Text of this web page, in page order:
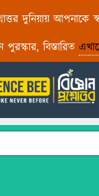
দুনিয়ায় আপনাকে
পুরস্কার, বিস্তারিত